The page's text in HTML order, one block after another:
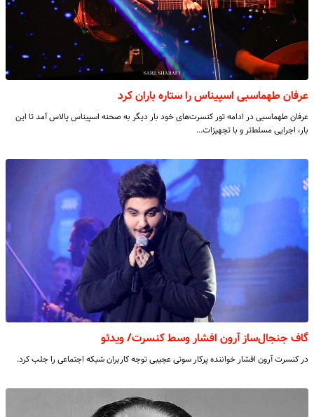
عرفان طهماسبی اسپیناس را ستاره باران کرد
عرفان طهماسبی در ادامه تور کنسرت‌های خود بار دیگر به صحنه اسپیناس پالاس آمد تا این
بار، اجرایی مسلط‌تر و با تجهیزات…
گاف جنجال‌ساز آرون افشار وسط کنسرت/ ویدئو
در کنسرت آرون افشار خواننده پرکار سوتی عجیبی توجه کاربران شبکه اجتماعی را جلب کرد.